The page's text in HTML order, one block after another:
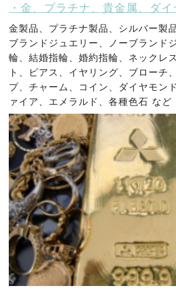
・金、プラチナ、貴金属、ダ
金製品、プラチナ製品、シルバー製
ブランドジュエリー、ノーブランド
輪、結婚指輪、婚約指輪、ネックレ
ト、ピアス、イヤリング、ブローチ
プ、チャーム、コイン、ダイヤモン
ァイア、エメラルド、各種色石 など